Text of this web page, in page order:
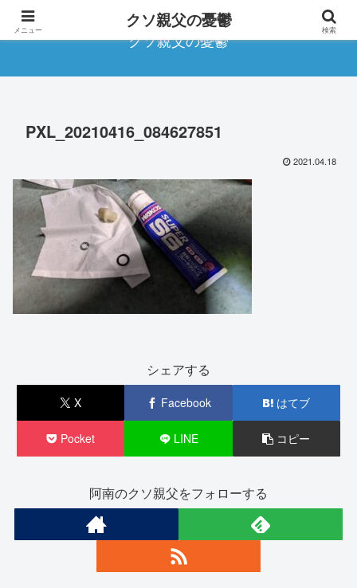
クソ親父の憂鬱
PXL_20210416_084627851
2021.04.18
シェアする
X Facebook はてブ
Pocket LINE コピー
阿南のクソ親父をフォローする
メニュー クソ親父の憂鬱 検索